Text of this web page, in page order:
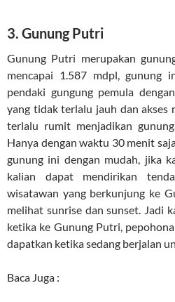
3. Gunung Putri
Gunung Putri merupakan
mencapai 1.587 mdpl, gunung
pendaki gungung pemula
yang tidak terlalu jauh dan akses
terlalu rumit menjadikan
Hanya dengan waktu 30 menit
gunung ini dengan mudah, jika
kalian dapat mendirikan
wisatawan yang berkunjung ke
melihat sunrise dan sunset. Jadi
ketika ke Gunung Putri,
dapatkan ketika sedang berjalan
Baca Juga :